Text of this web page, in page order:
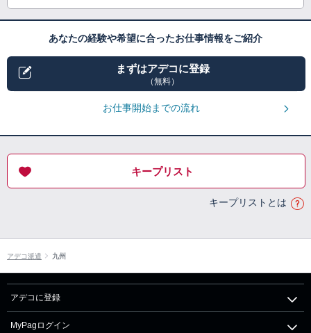
あなたの経験や希望に合ったお仕事情報をご紹介
まずはアデコに登録
（無料）
お仕事開始までの流れ
キープリスト
キープリストとは
アデコ派遣 九州
アデコに登録
MyPagログイン